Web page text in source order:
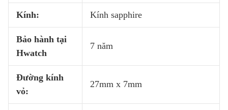
Kính: Kính sapphire
Bảo hành tại
Hwatch
7 năm
Đường kính
vỏ:
27mm x 7mm